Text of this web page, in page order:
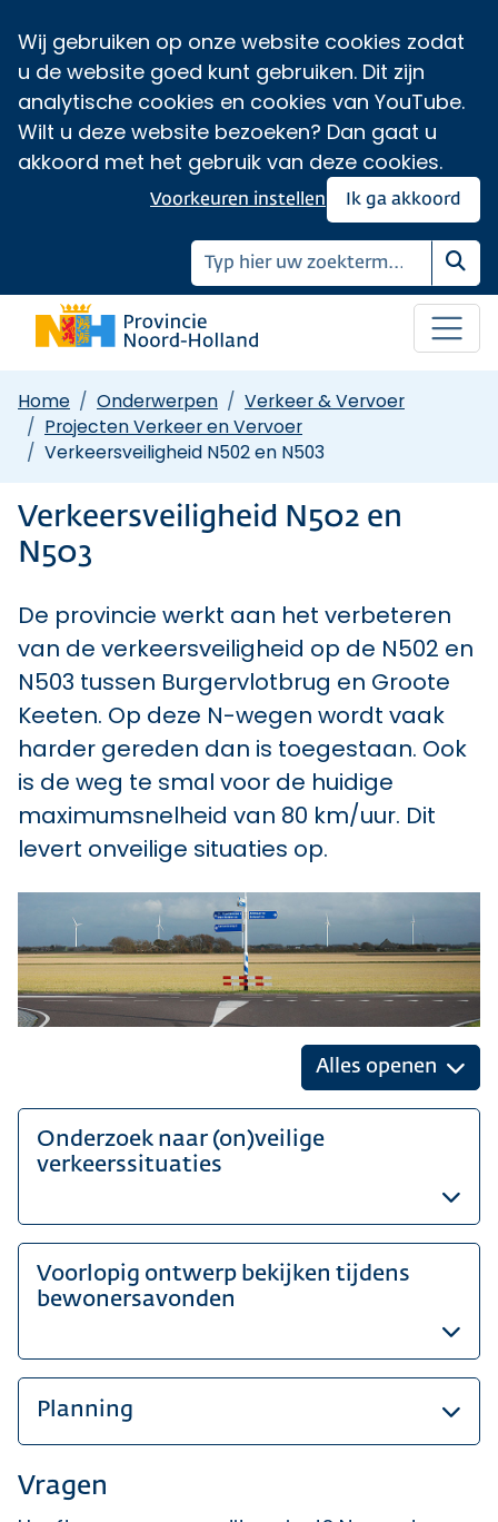
Wij gebruiken op onze website cookies zodat
u de website goed kunt gebruiken. Dit zijn
analytische cookies en cookies van YouTube.
Wilt u deze website bezoeken? Dan gaat u
akkoord met het gebruik van deze cookies.
Ik ga akkoord
Voorkeuren instellen
Home Onderwerpen
Verkeer & Vervoer
Projecten Verkeer en Vervoer
Verkeersveiligheid N502 en N503
Verkeersveiligheid N502 en
N503
De provincie werkt aan het verbeteren
van de verkeersveiligheid op de N502 en
N503 tussen Burgervlotbrug en Groote
Keeten. Op deze N-wegen wordt vaak
harder gereden dan is toegestaan. Ook
is de weg te smal voor de huidige
maximumsnelheid van 80 km/uur. Dit
levert onveilige situaties op.
Alles openen
Onderzoek naar (on)veilige
verkeerssituaties
Voorlopig ontwerp bekijken tijdens
bewonersavonden
Planning
Vragen